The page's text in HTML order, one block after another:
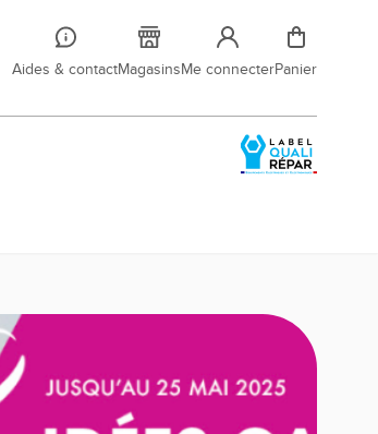
Aides & contactMagasinsMe connecterPanier